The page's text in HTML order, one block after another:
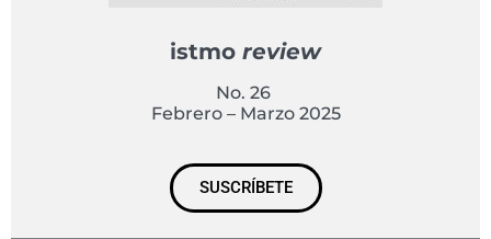
istmo review
No. 26
Febrero – Marzo 2025
SUSCRÍBETE